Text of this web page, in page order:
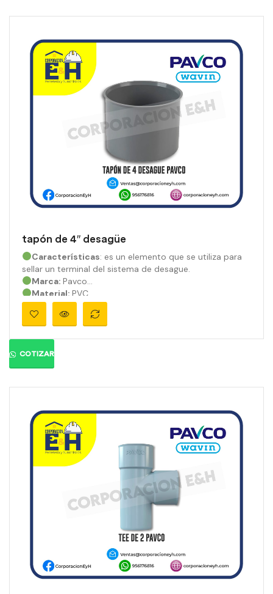
tapón de 4″ desagüe
Características: es un elemento que se utiliza para
sellar un terminal del sistema de desague.
Marca: Pavco
Material: PVC
Medidas:4″
Ángulo:
Presión:710 psi
Color:Gris orgánico
COTIZAR